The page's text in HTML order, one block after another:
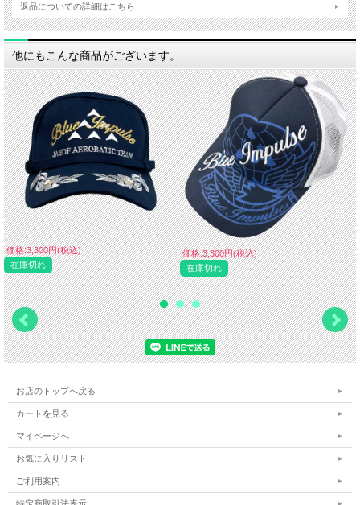
返品についての詳細はこちら
他にもこんな商品がございます。
価格:3,300円(税込)
在庫切れ
価格:3,300円(税込)
在庫切れ
お店のトップへ戻る
カートを見る
マイページへ
お気に入りリスト
ご利用案内